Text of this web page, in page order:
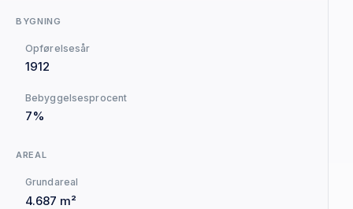
BYGNING
Opførelsesår
1912
Bebyggelsesprocent
7%
AREAL
Grundareal
4.687 m²